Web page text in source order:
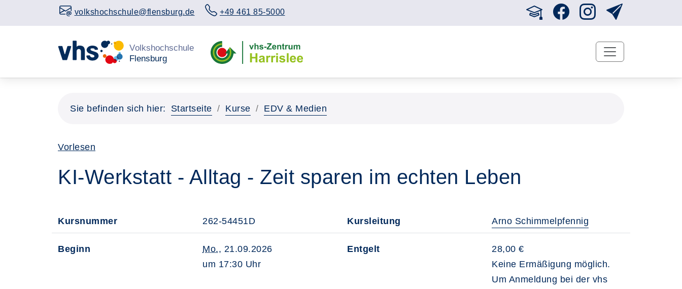
volkshochschule@flensburg.de +49 461 85-5000
Sie befinden sich hier: Startseite Kurse EDV & Medien
Vorlesen
KI-Werkstatt - Alltag - Zeit sparen im echten Leben
Kursnummer 262-54451D Kursleitung Arno Schimmelpfennig
Beginn Mo., 21.09.2026
um 17:30 Uhr
Entgelt
28,00 €
Keine Ermäßigung möglich.
Um Anmeldung bei der vhs